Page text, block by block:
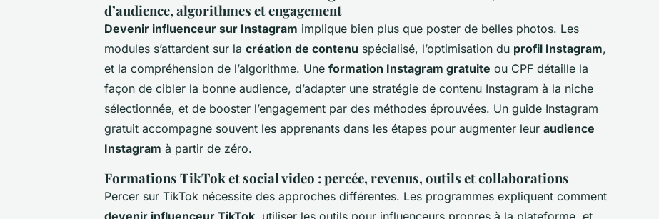
d’audience, algorithmes et engagement
Devenir influenceur sur Instagram implique bien plus que poster de belles photos. Les
modules s’attardent sur la création de contenu spécialisé, l’optimisation du profil Instagram,
et la compréhension de l’algorithme. Une formation Instagram gratuite ou CPF détaille la
façon de cibler la bonne audience, d’adapter une stratégie de contenu Instagram à la niche
sélectionnée, et de booster l’engagement par des méthodes éprouvées. Un guide Instagram
gratuit accompagne souvent les apprenants dans les étapes pour augmenter leur audience
Instagram à partir de zéro.
Formations TikTok et social video : percée, revenus, outils et collaborations
Percer sur TikTok nécessite des approches différentes. Les programmes expliquent comment